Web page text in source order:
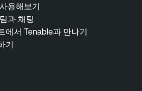
용해보기
과 채팅
에서 Tenable과 만나기
기